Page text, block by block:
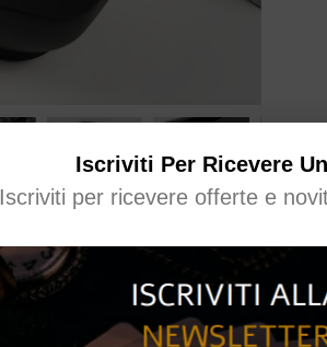
Iscriviti Per Ricevere
Iscriviti per ricevere offerte e